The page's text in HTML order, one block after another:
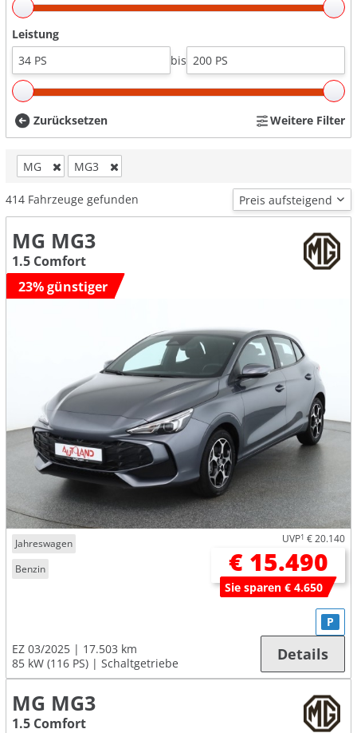
Leistung
bis
Zurücksetzen Weitere Filter
MG MG3
414 Fahrzeuge gefunden
MG MG3
1.5 Comfort
23% günstiger
Jahreswagen
Benzin
UVP1 € 20.140
€ 15.490
Sie sparen € 4.650
EZ 03/2025
17.503 km
85 kW (116 PS)
Schaltgetriebe
P
Details
MG MG3
1.5 Comfort